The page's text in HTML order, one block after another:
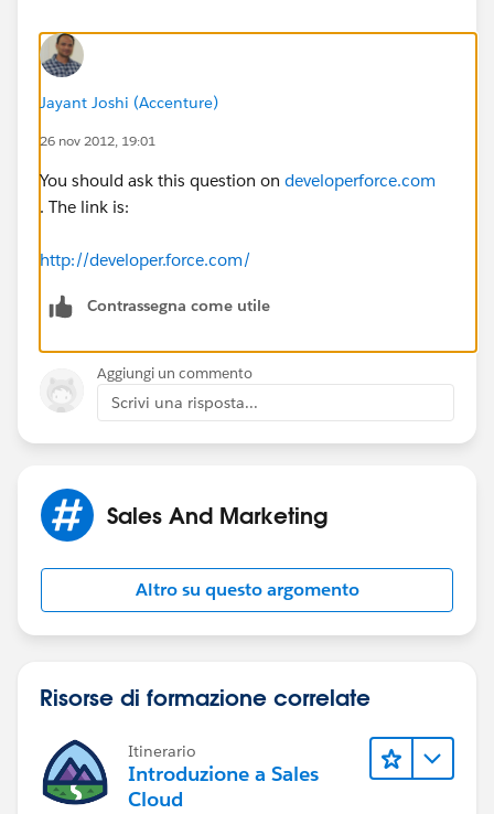
Jayant Joshi (Accenture)
26 nov 2012, 19:01
You should ask this question on developerforce.com
. The link is:
http://developer.force.com/
Contrassegna come utile
Aggiungi un commento
Scrivi una risposta...
Sales And Marketing
Altro su questo argomento
Risorse di formazione correlate
Itinerario
Introduzione a Sales
Cloud